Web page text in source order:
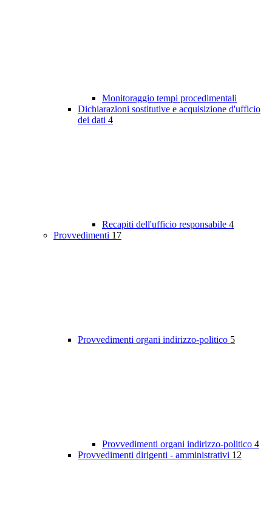
Monitoraggio tempi procedimentali
Dichiarazioni sostitutive e acquisizione d'ufficio
dei dati 4
Recapiti dell'ufficio responsabile 4
Provvedimenti 17
Provvedimenti organi indirizzo-politico 5
Provvedimenti organi indirizzo-politico 4
Provvedimenti dirigenti - amministrativi 12